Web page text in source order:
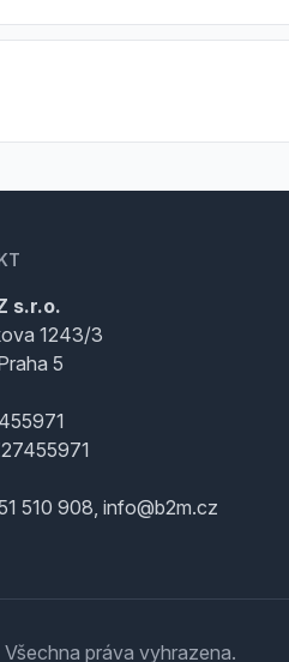
s.r.o.
1243/3
5
510 908, info@b2m.cz
práva vyhrazena.